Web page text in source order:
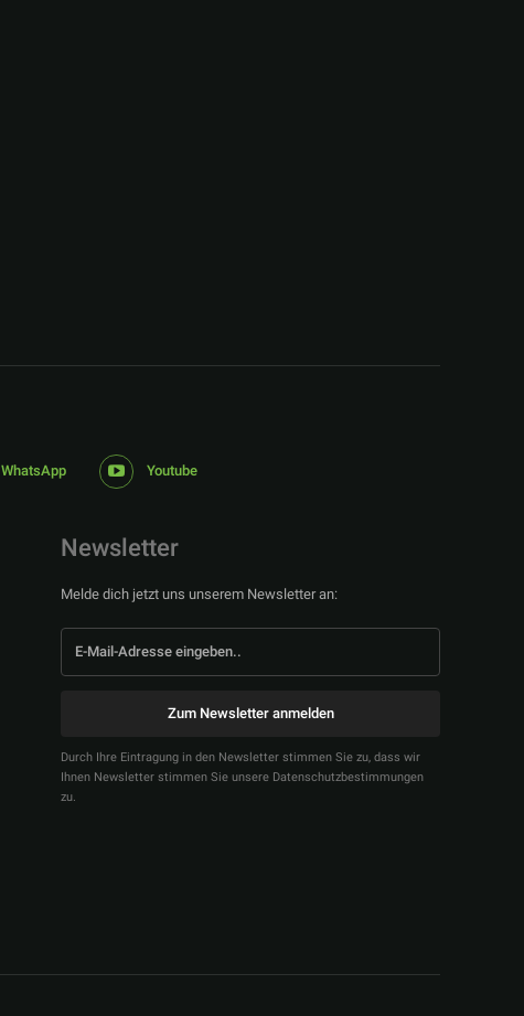
WhatsApp Youtube
Newsletter
Melde dich jetzt uns unserem Newsletter an:
Zum Newsletter anmelden
Durch Ihre Eintragung in den Newsletter stimmen Sie zu, dass wir
Ihnen Newsletter stimmen Sie unsere Datenschutzbestimmungen
zu.